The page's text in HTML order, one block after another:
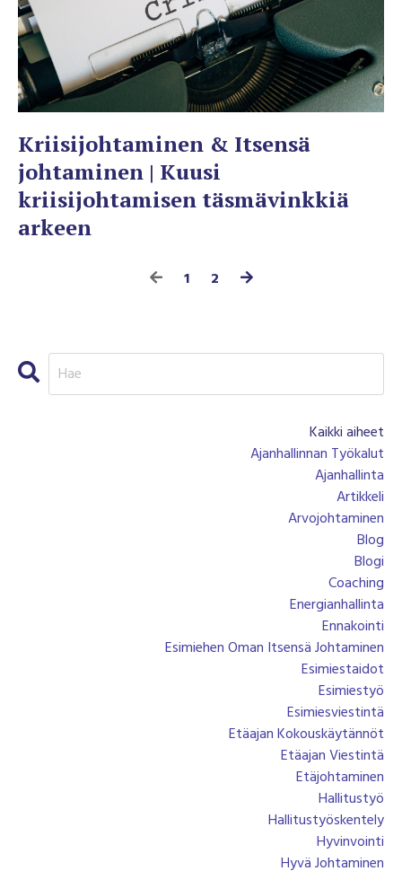
Kriisijohtaminen & Itsensä
johtaminen | Kuusi
kriisijohtamisen täsmävinkkiä
arkeen
1 2
Kaikki aiheet
Ajanhallinnan Työkalut
Ajanhallinta
Artikkeli
Arvojohtaminen
Blog
Blogi
Coaching
Energianhallinta
Ennakointi
Esimiehen Oman Itsensä Johtaminen
Esimiestaidot
Esimiestyö
Esimiesviestintä
Etäajan Kokouskäytännöt
Etäajan Viestintä
Etäjohtaminen
Hallitustyö
Hallitustyöskentely
Hyvinvointi
Hyvä Johtaminen